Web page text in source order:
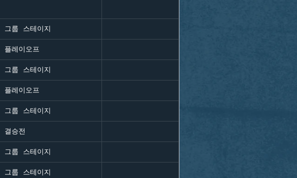
그룹 스테이지
플레이오프
그룹 스테이지
플레이오프
그룹 스테이지
결승전
그룹 스테이지
그룹 스테이지